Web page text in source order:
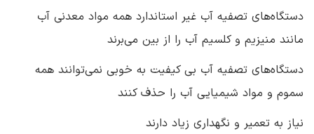
دستگاه‌های تصفیه آب غیر استاندارد همه مواد معدنی آب
مانند منیزیم و کلسیم آب را از بین می‌برند
دستگاه‌های تصفیه آب بی کیفیت به خوبی نمی‌توانند همه
سموم و مواد شیمیایی آب را حذف کنند
نیاز به تعمیر و نگهداری زیاد دارند